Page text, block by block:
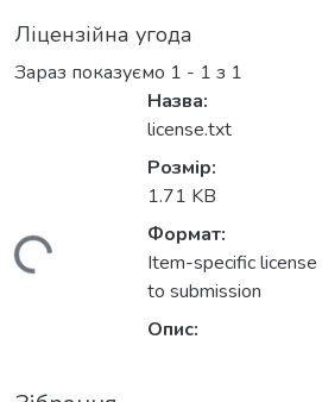
Ліцензійна угода
Зараз показуємо 1 - 1 з 1
Назва:
license.txt
Розмір:
1.71 KB
Формат:
Item-specific license
to submission
Опис: